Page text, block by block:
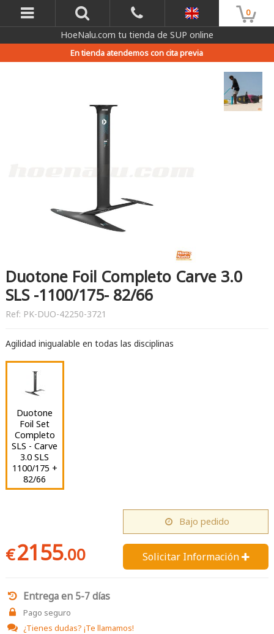
0
HoeNalu.com tu tienda de SUP online
En tienda atendemos con cita previa
Duotone Foil Completo Carve 3.0
SLS -1100/175- 82/66
Ref: PK-DUO-42250-3721
Agilidad inigualable en todas las disciplinas
Duotone
Foil Set
Completo
SLS - Carve
3.0 SLS
1100/175 +
82/66
€2155.00
Bajo pedido
Solicitar Información 
Entrega en 5-7 días
Pago seguro
¿Tienes dudas? ¡Te llamamos!